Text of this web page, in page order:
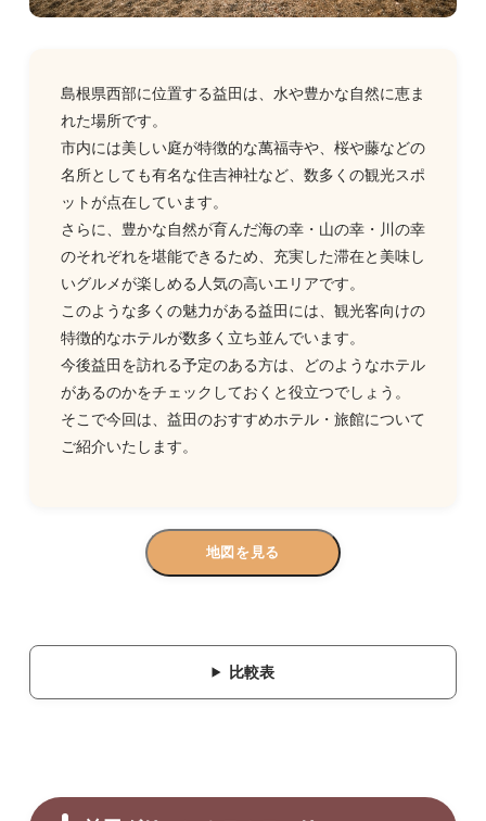
島根県西部に位置する益田は、水や豊かな自然に恵ま
れた場所です。
市内には美しい庭が特徴的な萬福寺や、桜や藤などの
名所としても有名な住吉神社など、数多くの観光スポ
ットが点在しています。
さらに、豊かな自然が育んだ海の幸・山の幸・川の幸
のそれぞれを堪能できるため、充実した滞在と美味し
いグルメが楽しめる人気の高いエリアです。
このような多くの魅力がある益田には、観光客向けの
特徴的なホテルが数多く立ち並んでいます。
今後益田を訪れる予定のある方は、どのようなホテル
があるのかをチェックしておくと役立つでしょう。
そこで今回は、益田のおすすめホテル・旅館について
ご紹介いたします。
地図を見る
比較表